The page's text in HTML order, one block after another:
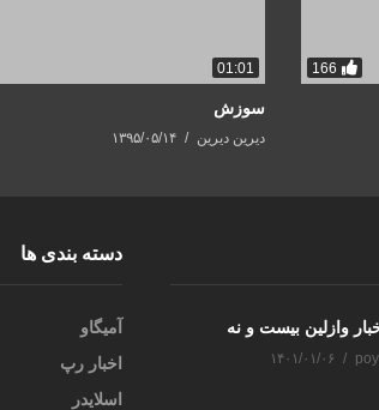
166
01:01
سوزش
دیرین دیرین ۱۳۹۵/۰۵/۱۴
وازلین بیست و نه
۱۴۰۱/۰۱/۰۶
دسته بندی ها
آمیگاو
اخبار رپ
اسلایدر